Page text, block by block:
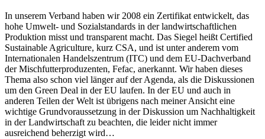
In unserem Verband haben wir 2008 ein Zertifikat entwickelt, das
hohe Umwelt- und Sozialstandards in der landwirtschaftlichen
Produktion misst und transparent macht. Das Siegel heißt Certified
Sustainable Agriculture, kurz CSA, und ist unter anderem vom
Internationalen Handelszentrum (ITC) und dem EU-Dachverband
der Mischfutterproduzenten, Fefac, anerkannt. Wir haben dieses
Thema also schon viel länger auf der Agenda, als die Diskussionen
um den Green Deal in der EU laufen. In der EU und auch in
anderen Teilen der Welt ist übrigens nach meiner Ansicht eine
wichtige Grundvoraussetzung in der Diskussion um Nachhaltigkeit
in der Landwirtschaft zu beachten, die leider nicht immer
ausreichend beherzigt wird…